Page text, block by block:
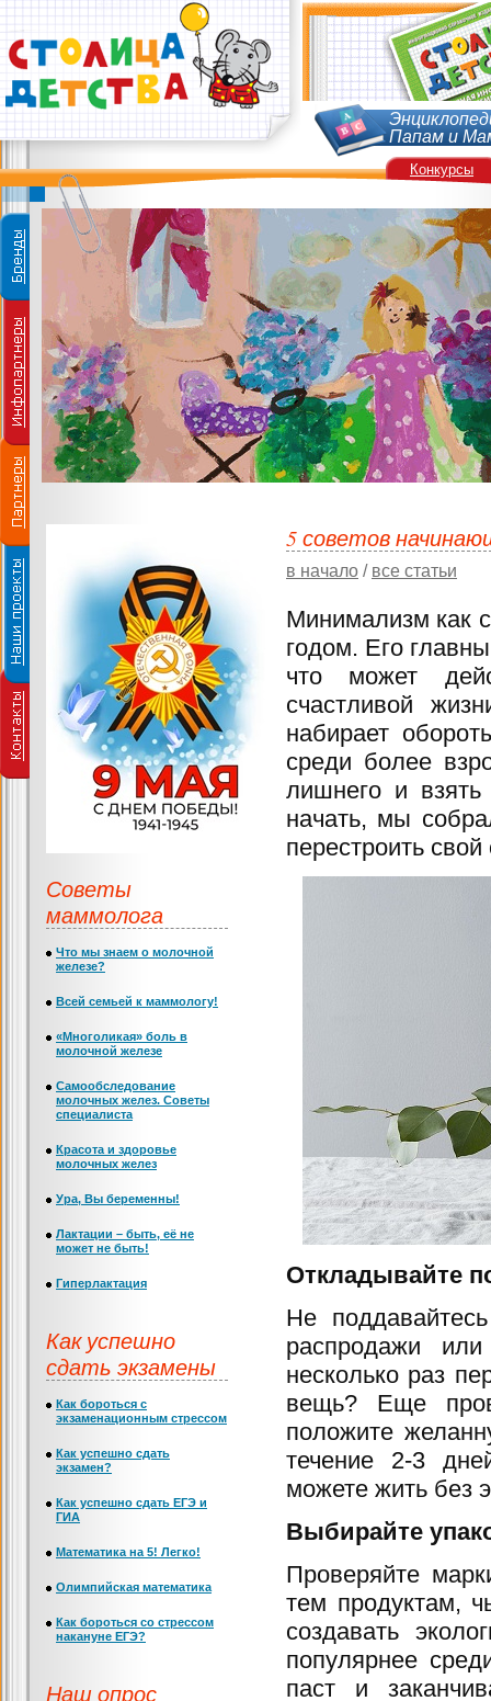
Папам и
5 советов
в начало / все статьи
Минимализм как
годом. Его
что может
счастливой
набирает
среди более
лишнего и
начать, мы
перестроить
Откладывайте
Не
распродажи
несколько раз
вещь? Еще
положите
течение 2-3
можете жить без
Выбирайте
Проверяйте
тем продуктам,
создавать
популярнее
паст и
Советы
маммолога
Что мы знаем о молочной
железе?
Всей семьей к маммологу!
«Многоликая» боль в
молочной железе
Самообследование
молочных желез. Советы
специалиста
Красота и здоровье
молочных желез
Ура, Вы беременны!
Лактации – быть, её не
может не быть!
Гиперлактация
Как успешно
сдать экзамены
Как бороться с
экзаменационным стрессом
Как успешно сдать
экзамен?
Как успешно сдать ЕГЭ и
ГИА
Математика на 5! Легко!
Олимпийская математика
Как бороться со стрессом
накануне ЕГЭ?
Наш опрос
Конкурсы